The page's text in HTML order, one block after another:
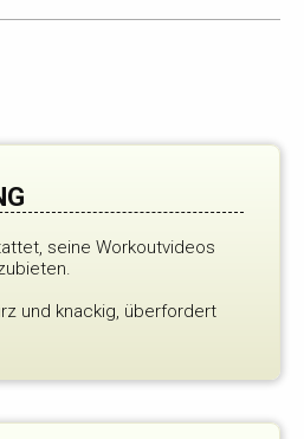
seine Workoutvideos
und knackig, überfordert